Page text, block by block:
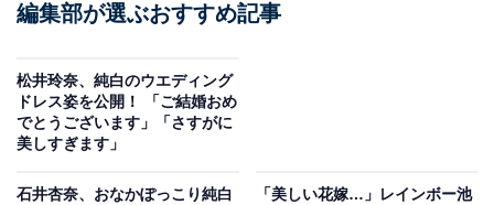
編集部が選ぶおすすめ記事
松井玲奈、純白のウエディング
ドレス姿を公開！ 「ご結婚おめ
でとうございます」「さすがに
美しすぎます」
石井杏奈、おなかぽっこり純白
「美しい花嫁…」レインボー池